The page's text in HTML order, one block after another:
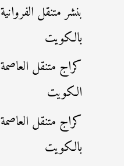
بنشر متنقل الفروانية
بالكويت
كراج متنقل العاصمة
الكويت
كراج متنقل العاصمة
بالكويت